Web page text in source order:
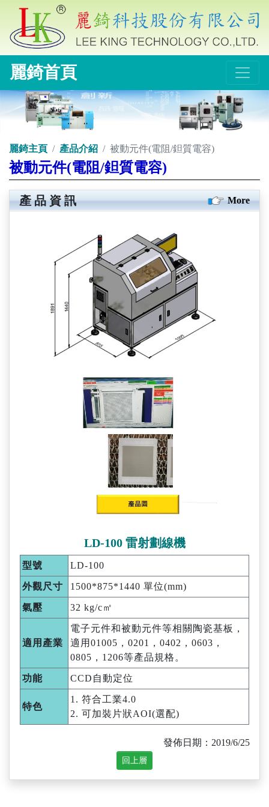
麗錡首頁
麗錡主頁 產品介紹 被動元件(電阻/鉭質電容)
被動元件(電阻/鉭質電容)
產品資訊 More
LD-100 雷射劃線機
型號 LD-100
外觀尺寸 1500*875*1440 單位(mm)
氣壓 32 kg/c㎡
適用產業
電子元件和被動元件等相關陶瓷基板，
適用01005，0201，0402，0603，
0805，1206等產品規格。
功能 CCD自動定位
特色
1. 符合工業4.0
2. 可加裝片狀AOI(選配)
發佈日期：2019/6/25